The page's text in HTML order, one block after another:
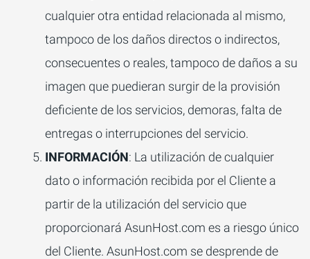
cualquier otra entidad relacionada al mismo,
tampoco de los daños directos o indirectos,
consecuentes o reales, tampoco de daños a su
imagen que puedieran surgir de la provisión
deficiente de los servicios, demoras, falta de
entregas o interrupciones del servicio.
INFORMACIÓN: La utilización de cualquier
dato o información recibida por el Cliente a
partir de la utilización del servicio que
proporcionará AsunHost.com es a riesgo único
del Cliente. AsunHost.com se desprende de